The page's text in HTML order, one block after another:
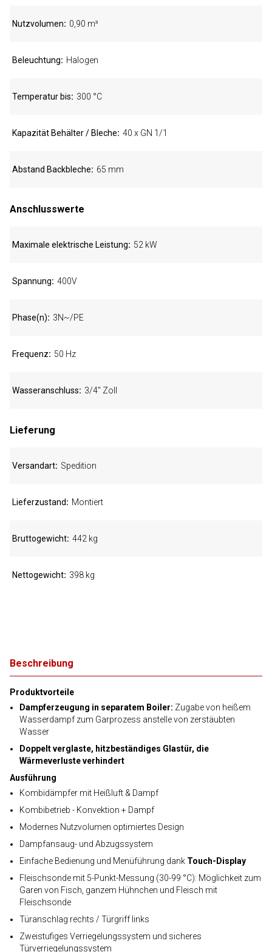
Beschreibung
Produktvorteile
Dampferzeugung in separatem Boiler: Zugabe von heißem
Wasserdampf zum Garprozess anstelle von zerstäubten
Wasser
Doppelt verglaste, hitzbeständiges Glastür, die
Wärmeverluste verhindert
Ausführung
Kombidämpfer mit Heißluft & Dampf
Kombibetrieb - Konvektion + Dampf
Modernes Nutzvolumen optimiertes Design
Dampfansaug- und Abzugssystem
Einfache Bedienung und Menüführung dank Touch-Display
Fleischsonde mit 5-Punkt-Messung (30-99 °C): Möglichkeit zum
Garen von Fisch, ganzem Hühnchen und Fleisch mit
Fleischsonde
Türanschlag rechts / Türgriff links
Zweistufiges Verriegelungssystem und sicheres
Türverriegelungssystem
Nutzvolumen 0,90 m³
Beleuchtung Halogen
Temperatur bis 300 °C
Kapazität Behälter / Bleche 40 x GN 1/1
Abstand Backbleche 65 mm
Anschlusswerte
Maximale elektrische Leistung 52 kW
Spannung 400V
Phase(n) 3N~/PE
Frequenz 50 Hz
Wasseranschluss 3/4" Zoll
Lieferung
Versandart Spedition
Lieferzustand Montiert
Bruttogewicht 442 kg
Nettogewicht 398 kg